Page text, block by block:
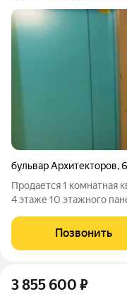
бульвар Архитекторов,6
Продается 1 комнатная
4 этаже 10 этажного
ЖИВИ! Светлая, теплая.
юг. По
Позвонить
3 855 600 ₽